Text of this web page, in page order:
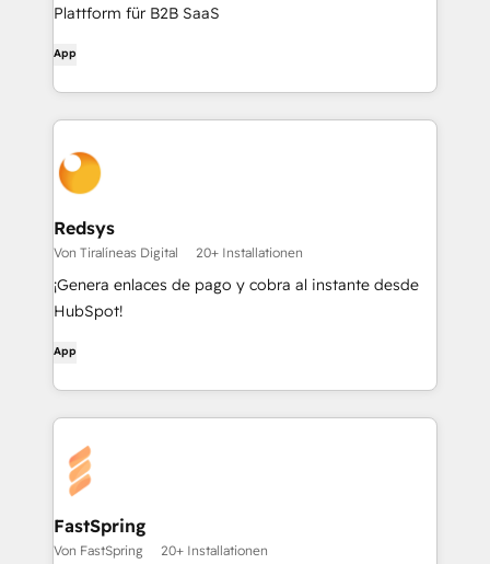
Plattform für B2B SaaS
App
Redsys
Von Tiralíneas Digital 20+ Installationen
¡Genera enlaces de pago y cobra al instante desde
HubSpot!
App
FastSpring
Von FastSpring 20+ Installationen